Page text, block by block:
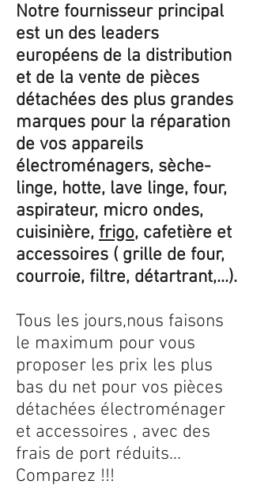
Notre fournisseur principal
est un des leaders
européens de la distribution
et de la vente de pièces
détachées des plus grandes
marques pour la réparation
de vos appareils
électroménagers, sèche-
linge, hotte, lave linge, four,
aspirateur, micro ondes,
cuisinière, frigo, cafetière et
accessoires ( grille de four,
courroie, filtre, détartrant,...).
Tous les jours,nous faisons
le maximum pour vous
proposer les prix les plus
bas du net pour vos pièces
détachées électroménager
et accessoires , avec des
frais de port réduits...
Comparez !!!